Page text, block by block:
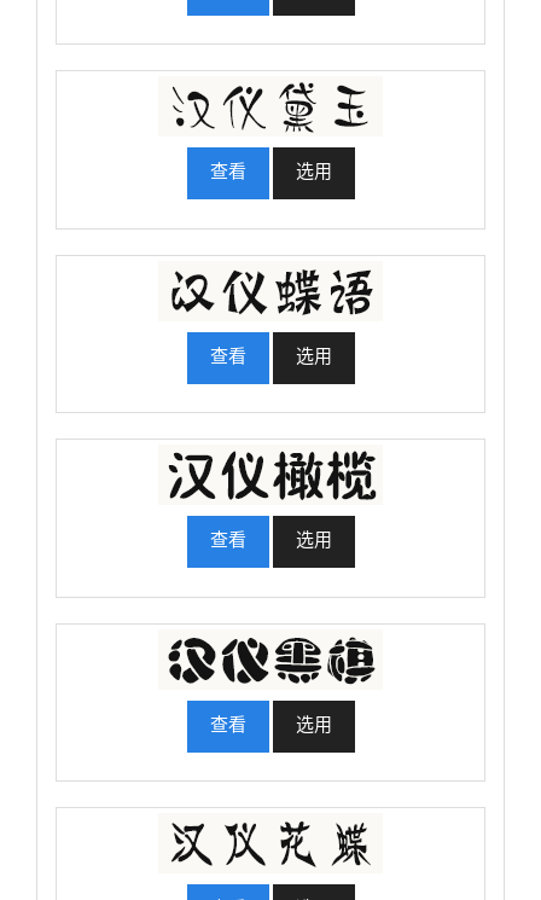
查看 选用
查看 选用
查看 选用
查看 选用